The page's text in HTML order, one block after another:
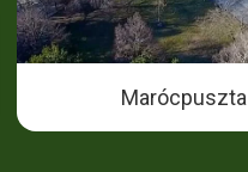
Marócpuszta